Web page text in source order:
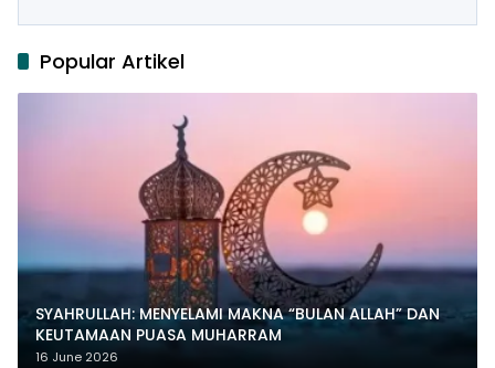
Popular Artikel
SYAHRULLAH: MENYELAMI MAKNA “BULAN ALLAH” DAN
KEUTAMAAN PUASA MUHARRAM
16 June 2026